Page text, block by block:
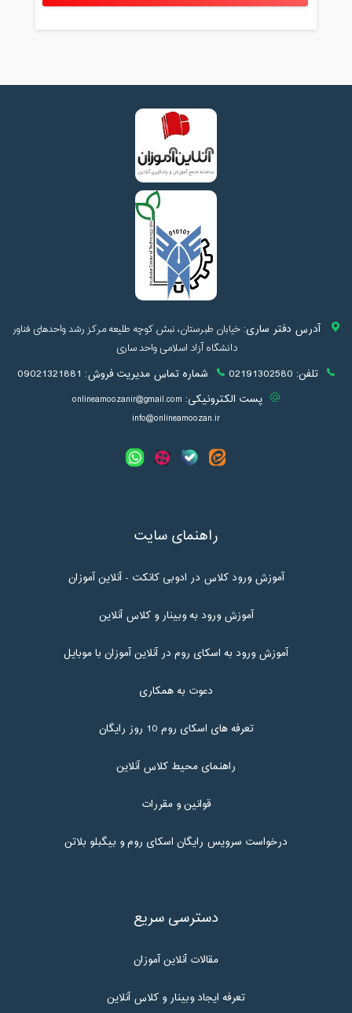
آدرس دفتر ساری:خیابان طبرستان، نبش کوچه طلیعه مرکز رشد واحدهای فناور
دانشگاه آزاد اسلامی واحد ساری
تلفن: 02191302580 شماره تماس مدیریت فروش: 09021321881
پست الکترونیکی: onlineamoozanir@gmail.com
info@onlineamoozan.ir
راهنمای سایت
آموزش ورود کلاس در ادوبی کانکت - آنلاین آموزان
آموزش ورود به وبینار و کلاس آنلاین
آموزش ورود به اسکای روم در آنلاین آموزان با موبایل
دعوت به همکاری
تعرفه های اسکای روم 10 روز رایگان
راهنمای محیط کلاس آنلاین
قوانین و مقررات
درخواست سرویس رایگان اسکای روم و بیگبلو بلاتن
دسترسی سریع
مقالات آنلاین آموزان
تعرفه ایجاد وبینار و کلاس آنلاین